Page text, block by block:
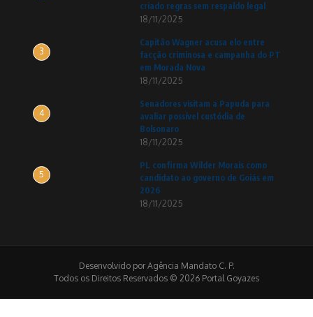
criado regras sem respaldo legal
18/11/2025
3
Capitão Wagner acusa elo entre
facção criminosa e campanha do PT
em Morada Nova
18/11/2025
4
Senadores visitam a Papuda para
avaliar possível custódia de
Bolsonaro
18/11/2025
5
PL confirma Wilder Morais como
candidato ao governo de Goiás em
2026
18/11/2025
Desenvolvido por Agência Mandato C. P.
Todos os Direitos Reservados © 2026 Portal Goyazes